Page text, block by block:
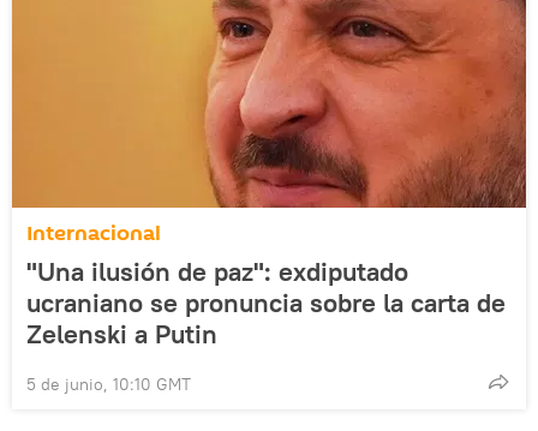
Internacional
"Una ilusión de paz": exdiputado
ucraniano se pronuncia sobre la carta de
Zelenski a Putin
5 de junio, 10:10 GMT